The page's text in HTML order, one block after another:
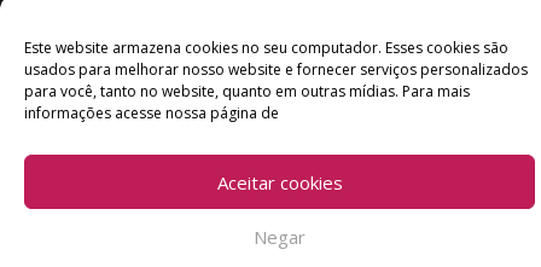
Este website armazena cookies no seu computador. Esses cookies são
usados ​​para melhorar nosso website e fornecer serviços personalizados
para você, tanto no website, quanto em outras mídias. Para mais
informações acesse nossa página de
Aceitar cookies
Negar
CONTATO POLÍTICA DE PRIVACIDADE
Facebook
TwitterInstagram
Youtube